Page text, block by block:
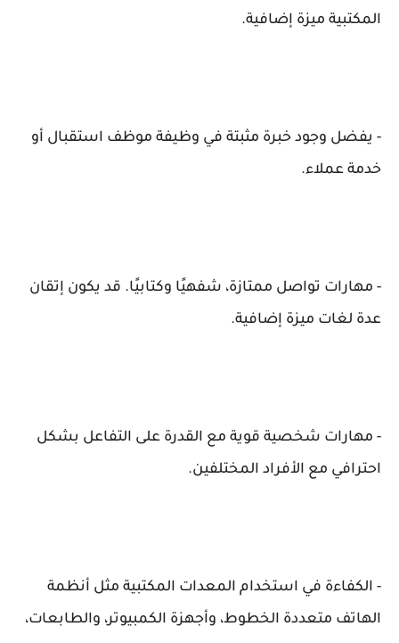
المكتبية ميزة إضافية.
- يفضل وجود خبرة مثبتة في وظيفة موظف استقبال أو
خدمة عملاء.
- مهارات تواصل ممتازة، شفهيًا وكتابيًا. قد يكون إتقان
عدة لغات ميزة إضافية.
- مهارات شخصية قوية مع القدرة على التفاعل بشكل
احترافي مع الأفراد المختلفين.
- الكفاءة في استخدام المعدات المكتبية مثل أنظمة
الهاتف متعددة الخطوط، وأجهزة الكمبيوتر، والطابعات،